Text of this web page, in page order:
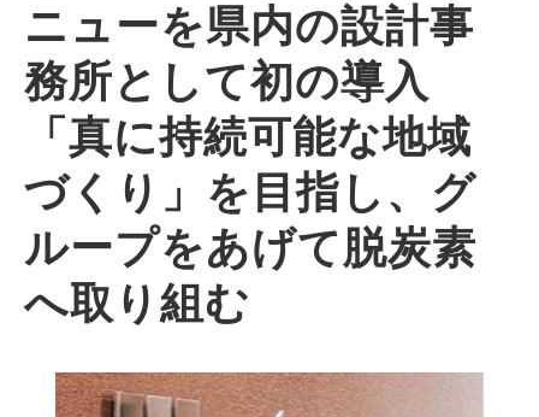
ニューを県内の設計事
務所として初の導入
「真に持続可能な地域
づくり」を目指し、グ
ループをあげて脱炭素
へ取り組む